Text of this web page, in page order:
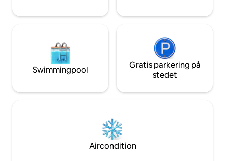
Swimmingpool
Gratis parkering på
stedet
Aircondition